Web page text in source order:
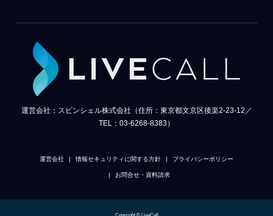
運営会社：スピンシェル株式会社（住所：東京都文京区後楽2-23-12／
TEL：03-6268-8383）
運営会社 情報セキュリティに関する方針 プライバシーポリシー
お問合せ・資料請求